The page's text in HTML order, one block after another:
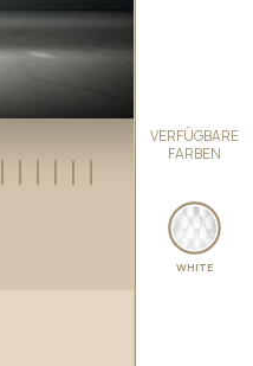
VERFÜGBARE
FARBEN
WHITE